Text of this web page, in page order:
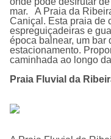
mar. A Praia da
Caniçal. Esta praia de
espreguiçadeiras e
época balnear, um bar
estacionamento.
caminhada ao longo
Praia Fluvial da